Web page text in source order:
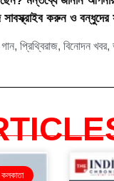
করুন ও বন্ধুদের
, প্রিথ্বিরাজ, বিনোদন খবর,
কলকাতা